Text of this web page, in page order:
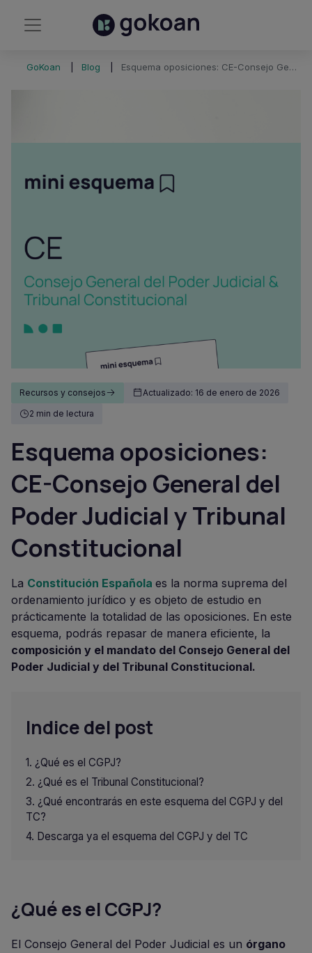
GoKoan Blog Esquema oposiciones: CE-Consejo General del Poder Judicial y Tribunal Constitucional
Recursos y consejos
Actualizado: 16 de enero de 2026
2 min de lectura
Esquema oposiciones:
CE-Consejo General del
Poder Judicial y Tribunal
Constitucional
La Constitución Española es la norma suprema del
ordenamiento jurídico y es objeto de estudio en
prácticamente la totalidad de las oposiciones. En este
esquema, podrás repasar de manera eficiente, la
composición y el mandato del Consejo General del
Poder Judicial y del Tribunal Constitucional.
Indice del post
¿Qué es el CGPJ?
¿Qué es el Tribunal Constitucional?
¿Qué encontrarás en este esquema del CGPJ y del
TC?
Descarga ya el esquema del CGPJ y del TC
¿Qué es el CGPJ?
El Consejo General del Poder Judicial es un órgano